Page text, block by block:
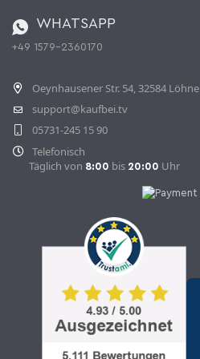
WHATSAPP
+49 1579-2360170
Oeynhausener Str. 54, 32584 Löhne
support@kaufbei.tv
05731-245 15 90
Telefonisch
Täglich von 8:00 bis 20:00 Uhr